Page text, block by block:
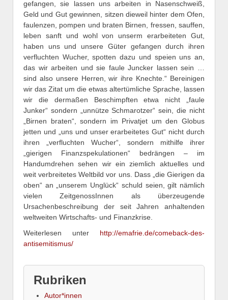
gefangen, sie lassen uns arbeiten in Nasenschweiß,
Geld und Gut gewinnen, sitzen dieweil hinter dem Ofen,
faulenzen, pompen und braten Birnen, fressen, sauffen,
leben sanft und wohl von unserm erarbeiteten Gut,
haben uns und unsere Güter gefangen durch ihren
verfluchten Wucher, spotten dazu und speien uns an,
das wir arbeiten und sie faule Juncker lassen sein …
sind also unsere Herren, wir ihre Knechte.“ Bereinigen
wir das Zitat um die etwas altertümliche Sprache, lassen
wir die dermaßen Beschimpften etwa nicht „faule
Junker“ sondern „unnütze Schmarotzer“ sein, die nicht
„Birnen braten“, sondern im Privatjet um den Globus
jetten und „uns und unser erarbeitetes Gut“ nicht durch
ihren „verfluchten Wucher“, sondern mithilfe ihrer
„gierigen Finanzspekulationen“ bedrängen – im
Handumdrehen sehen wir ein ziemlich aktuelles und
weit verbreitetes Weltbild vor uns. Dass „die Gierigen da
oben“ an „unserem Unglück“ schuld seien, gilt nämlich
vielen ZeitgenossInnen als überzeugende
Ursachenbeschreibung der seit Jahren anhaltenden
weltweiten Wirtschafts- und Finanzkrise.
Weiterlesen unter http://emafrie.de/comeback-des-
antisemitismus/
Rubriken
Autor*innen